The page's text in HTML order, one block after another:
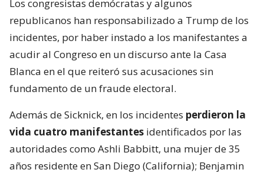
Los congresistas demócratas y algunos
republicanos han responsabilizado a Trump de los
incidentes, por haber instado a los manifestantes a
acudir al Congreso en un discurso ante la Casa
Blanca en el que reiteró sus acusaciones sin
fundamento de un fraude electoral.
Además de Sicknick, en los incidentes perdieron la
vida cuatro manifestantes identificados por las
autoridades como Ashli Babbitt, una mujer de 35
años residente en San Diego (California); Benjamin